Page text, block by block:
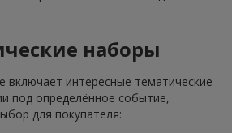
наборы
включает интересные тематические
под определённое событие,
для покупателя: